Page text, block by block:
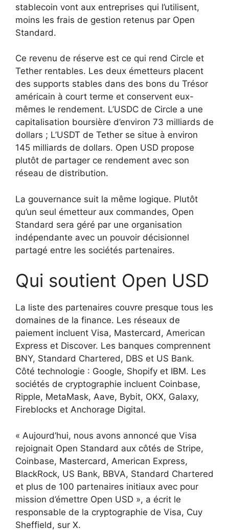
stablecoin vont aux entreprises qui l’utilisent,
moins les frais de gestion retenus par Open
Standard.
Ce revenu de réserve est ce qui rend Circle et
Tether rentables. Les deux émetteurs placent
des supports stables dans des bons du Trésor
américain à court terme et conservent eux-
mêmes le rendement. L’USDC de Circle a une
capitalisation boursière d’environ 73 milliards de
dollars ; L’USDT de Tether se situe à environ
145 milliards de dollars. Open USD propose
plutôt de partager ce rendement avec son
réseau de distribution.
La gouvernance suit la même logique. Plutôt
qu’un seul émetteur aux commandes, Open
Standard sera géré par une organisation
indépendante avec un pouvoir décisionnel
partagé entre les sociétés partenaires.
Qui soutient Open USD
La liste des partenaires couvre presque tous les
domaines de la finance. Les réseaux de
paiement incluent Visa, Mastercard, American
Express et Discover. Les banques comprennent
BNY, Standard Chartered, DBS et US Bank.
Côté technologie : Google, Shopify et IBM. Les
sociétés de cryptographie incluent Coinbase,
Ripple, MetaMask, Aave, Bybit, OKX, Galaxy,
Fireblocks et Anchorage Digital.
« Aujourd’hui, nous avons annoncé que Visa
rejoignait Open Standard aux côtés de Stripe,
Coinbase, Mastercard, American Express,
BlackRock, US Bank, BBVA, Standard Chartered
et plus de 100 partenaires initiaux avec pour
mission d’émettre Open USD », a écrit le
responsable de la cryptographie de Visa, Cuy
Sheffield, sur X.